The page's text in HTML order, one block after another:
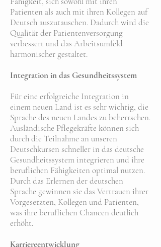
Patienten als auch mit ihren Kollegen auf
Deutsch auszutauschen. Dadurch wird die
Qualität der Patientenversorgung
verbessert und das Arbeitsumfeld
harmonischer gestaltet.
Integration in das Gesundheitssystem
Für eine erfolgreiche Integration in
einem neuen Land ist es sehr wichtig, die
Sprache des neuen Landes zu beherrschen.
Ausländische Pflegekräfte können sich
durch die Teilnahme an unseren
Deutschkursen schneller in das deutsche
Gesundheitssystem integrieren und ihre
beruflichen Fähigkeiten optimal nutzen.
Durch das Erlernen der deutschen
Sprache gewinnen sie das Vertrauen ihrer
Vorgesetzten, Kollegen und Patienten,
was ihre beruflichen Chancen deutlich
erhöht.
Karriereentwicklung